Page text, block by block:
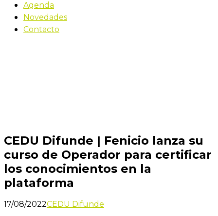
Agenda
Novedades
Contacto
CEDU Difunde | Fenicio lanza su
curso de Operador para certificar
los conocimientos en la
plataforma
17/08/2022CEDU Difunde